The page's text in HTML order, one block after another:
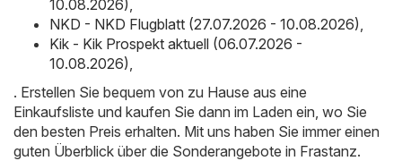
10.08.2026)
NKD - NKD Flugblatt (27.07.2026 - 10.08.2026)
Kik - Kik Prospekt aktuell (06.07.2026 -
10.08.2026)
. Erstellen Sie bequem von zu Hause aus eine
Einkaufsliste und kaufen Sie dann im Laden ein, wo Sie
den besten Preis erhalten. Mit uns haben Sie immer einen
guten Überblick über die Sonderangebote in Frastanz.